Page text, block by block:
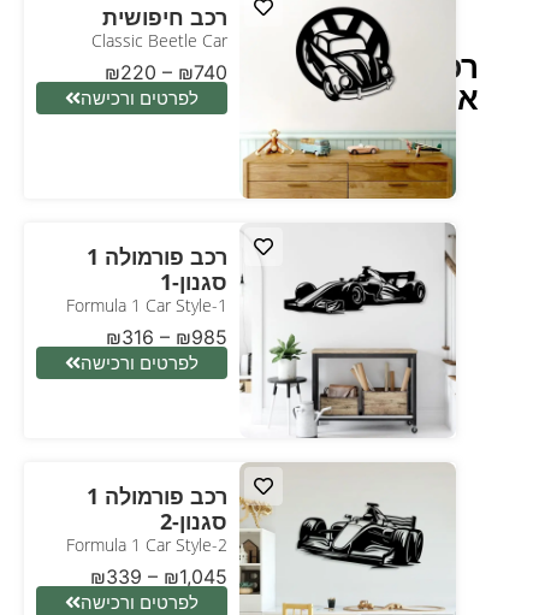
רכב
אספנות
רכב חיפושית
Classic Beetle Car
₪220 – ₪740
לפרטים ורכישה
רכב פורמולה 1
סגנון-1
Formula 1 Car Style-1
₪316 – ₪985
לפרטים ורכישה
רכב פורמולה 1
סגנון-2
Formula 1 Car Style-2
₪339 – ₪1,045
לפרטים ורכישה